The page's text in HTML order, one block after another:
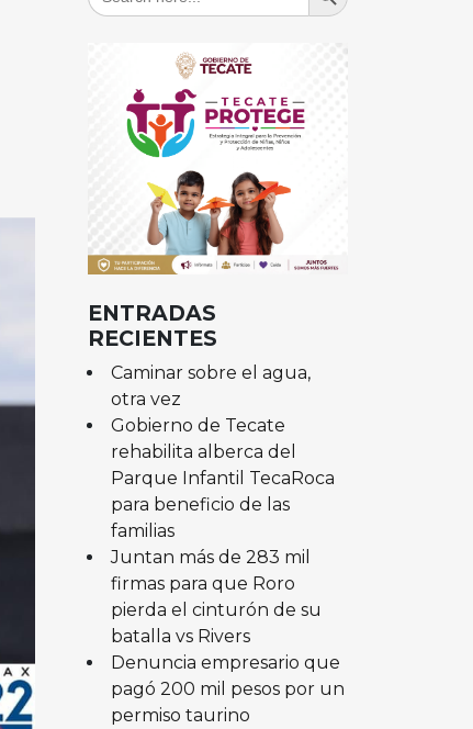
ENTRADAS
RECIENTES
Caminar sobre el agua,
otra vez
Gobierno de Tecate
rehabilita alberca del
Parque Infantil TecaRoca
para beneficio de las
familias
Juntan más de 283 mil
firmas para que Roro
pierda el cinturón de su
batalla vs Rivers
Denuncia empresario que
pagó 200 mil pesos por un
permiso taurino